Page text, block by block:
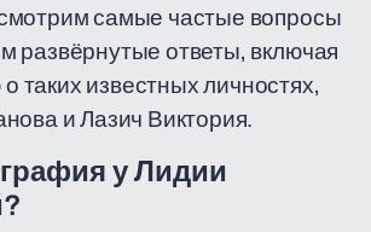
самые частые вопросы
развёрнутые ответы, включая
таких известных личностях,
и Лазич Виктория.
у Лидии